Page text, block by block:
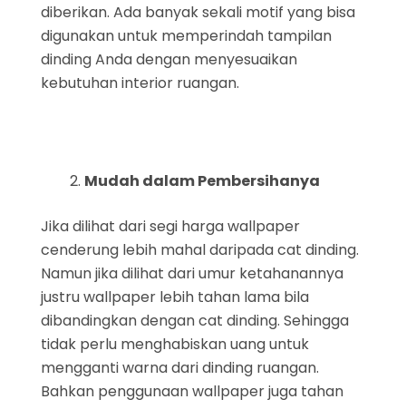
diberikan. Ada banyak sekali motif yang bisa
digunakan untuk memperindah tampilan
dinding Anda dengan menyesuaikan
kebutuhan interior ruangan.
Mudah dalam Pembersihanya
Jika dilihat dari segi harga wallpaper
cenderung lebih mahal daripada cat dinding.
Namun jika dilihat dari umur ketahanannya
justru wallpaper lebih tahan lama bila
dibandingkan dengan cat dinding. Sehingga
tidak perlu menghabiskan uang untuk
mengganti warna dari dinding ruangan.
Bahkan penggunaan wallpaper juga tahan